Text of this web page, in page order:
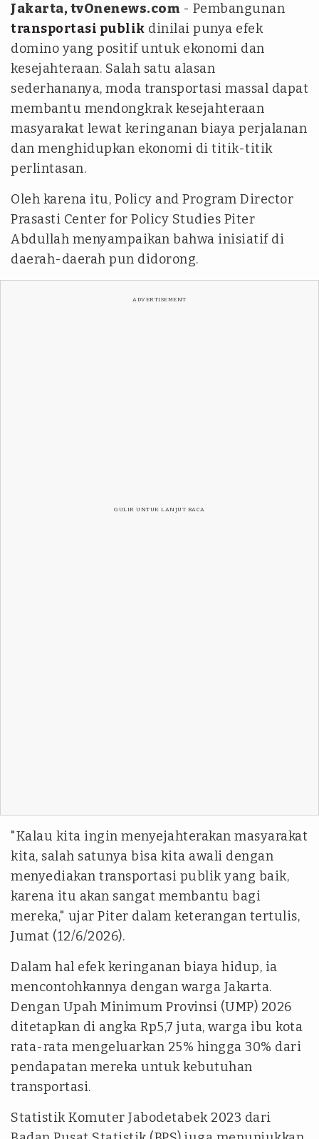
Jakarta, tvOnenews.com - Pembangunan
transportasi publik dinilai punya efek
domino yang positif untuk ekonomi dan
kesejahteraan. Salah satu alasan
sederhananya, moda transportasi massal dapat
membantu mendongkrak kesejahteraan
masyarakat lewat keringanan biaya perjalanan
dan menghidupkan ekonomi di titik-titik
perlintasan.
Oleh karena itu, Policy and Program Director
Prasasti Center for Policy Studies Piter
Abdullah menyampaikan bahwa inisiatif di
daerah-daerah pun didorong.
ADVERTISEMENT
GULIR UNTUK LANJUT BACA
"Kalau kita ingin menyejahterakan masyarakat
kita, salah satunya bisa kita awali dengan
menyediakan transportasi publik yang baik,
karena itu akan sangat membantu bagi
mereka," ujar Piter dalam keterangan tertulis,
Jumat (12/6/2026).
Dalam hal efek keringanan biaya hidup, ia
mencontohkannya dengan warga Jakarta.
Dengan Upah Minimum Provinsi (UMP) 2026
ditetapkan di angka Rp5,7 juta, warga ibu kota
rata-rata mengeluarkan 25% hingga 30% dari
pendapatan mereka untuk kebutuhan
transportasi.
Statistik Komuter Jabodetabek 2023 dari